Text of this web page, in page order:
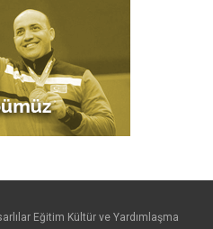
Eğitim Kültür ve Yardımlaşma